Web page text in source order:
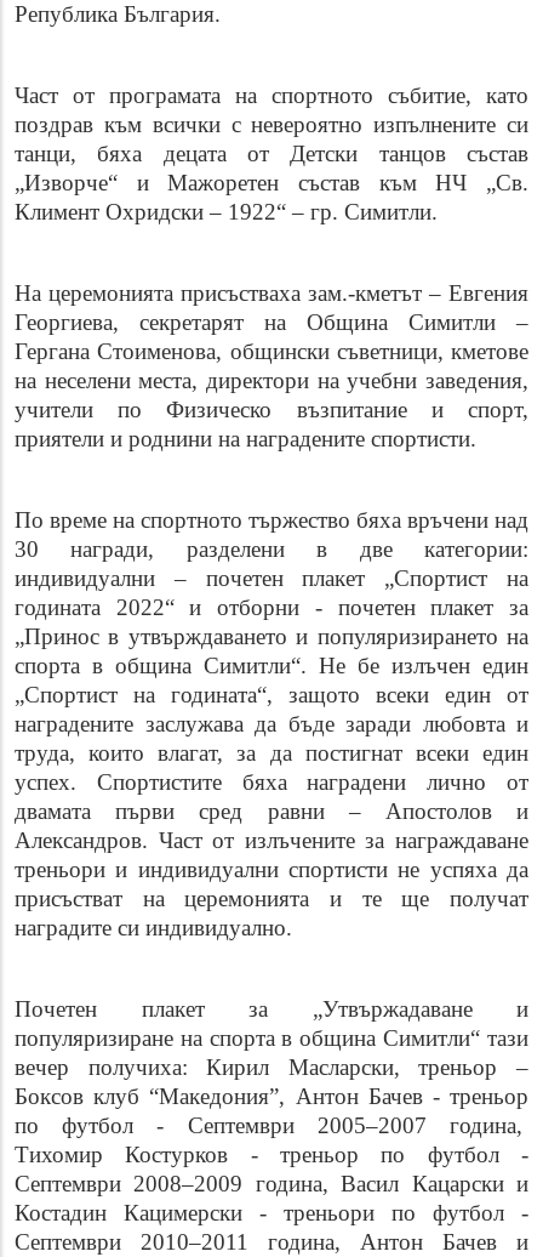
Република България.
Част от програмата на спортното събитие, като
поздрав към всички с невероятно изпълнените си
танци, бяха децата от Детски танцов състав
„Изворче“ и Мажоретен състав към НЧ „Св.
Климент Охридски – 1922“ – гр. Симитли.
На церемонията присъстваха зам.-кметът – Евгения
Георгиева, секретарят на Община Симитли –
Гергана Стоименова, общински съветници, кметове
на неселени места, директори на учебни заведения,
учители по Физическо възпитание и спорт,
приятели и роднини на наградените спортисти.
По време на спортното тържество бяха връчени над
30 награди, разделени в две категории:
индивидуални – почетен плакет „Спортист на
годината 2022“ и отборни - почетен плакет за
„Принос в утвърждаването и популяризирането на
спорта в община Симитли“. Не бе излъчен един
„Спортист на годината“, защото всеки един от
наградените заслужава да бъде заради любовта и
труда, които влагат, за да постигнат всеки един
успех. Спортистите бяха наградени лично от
двамата първи сред равни – Апостолов и
Александров. Част от излъчените за награждаване
треньори и индивидуални спортисти не успяха да
присъстват на церемонията и те ще получат
наградите си индивидуално.
Почетен плакет за „Утвържадаване и
популяризиране на спорта в община Симитли“ тази
вечер получиха: Кирил Масларски, треньор –
Боксов клуб “Македония”, Антон Бачев - треньор
по футбол - Септември 2005–2007 година,
Тихомир Костурков - треньор по футбол -
Септември 2008–2009 година, Васил Кацарски и
Костадин Кацимерски - треньори по футбол -
Септември 2010–2011 година, Антон Бачев и